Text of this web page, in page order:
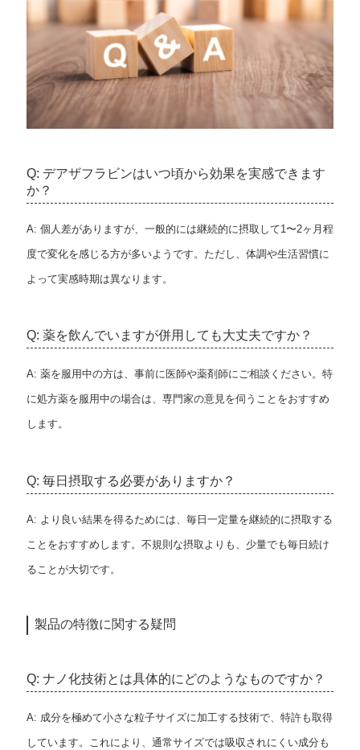
Q: デアザフラビンはいつ頃から効果を実感できます
か？
A: 個人差がありますが、一般的には継続的に摂取して1〜2ヶ月程
度で変化を感じる方が多いようです。ただし、体調や生活習慣に
よって実感時期は異なります。
Q: 薬を飲んでいますが併用しても大丈夫ですか？
A: 薬を服用中の方は、事前に医師や薬剤師にご相談ください。特
に処方薬を服用中の場合は、専門家の意見を伺うことをおすすめ
します。
Q: 毎日摂取する必要がありますか？
A: より良い結果を得るためには、毎日一定量を継続的に摂取する
ことをおすすめします。不規則な摂取よりも、少量でも毎日続け
ることが大切です。
製品の特徴に関する疑問
Q: ナノ化技術とは具体的にどのようなものですか？
A: 成分を極めて小さな粒子サイズに加工する技術で、特許も取得
しています。これにより、通常サイズでは吸収されにくい成分も